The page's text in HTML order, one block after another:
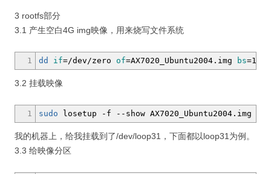
3 rootfs部分
3.1 产生空白4G img映像，用来烧写文件系统
1 dd if=/dev /zero of=AX7020_Ubuntu2004.img bs=1M
3.2 挂载映像
1 sudo losetup -f --show AX7020_Ubuntu2004.img
我的机器上，给我挂载到了/dev/loop31，下面都以loop31为例。
3.3 给映像分区